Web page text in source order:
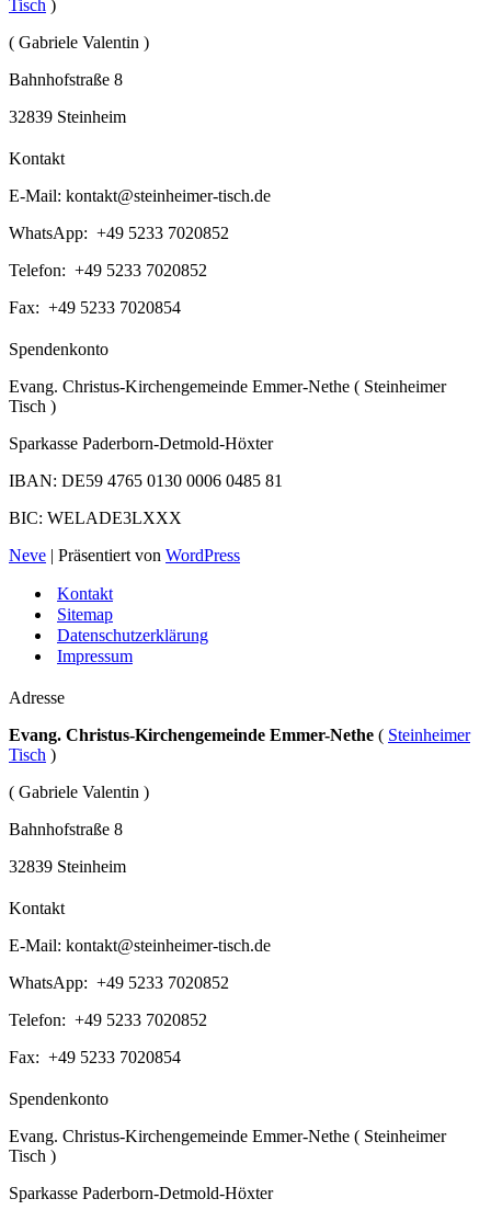
Tisch )
( Gabriele Valentin )
Bahnhofstraße 8
32839 Steinheim
Kontakt
E-Mail: kontakt@steinheimer-tisch.de
WhatsApp: +49 5233 7020852
Telefon: +49 5233 7020852
Fax: +49 5233 7020854
Spendenkonto
Evang. Christus-Kirchengemeinde Emmer-Nethe ( Steinheimer
Tisch )
Sparkasse Paderborn-Detmold-Höxter
IBAN: DE59 4765 0130 0006 0485 81
BIC: WELADE3LXXX
Neve | Präsentiert von WordPress
Kontakt
Sitemap
Datenschutzerklärung
Impressum
Adresse
Evang. Christus-Kirchengemeinde Emmer-Nethe ( Steinheimer
Tisch )
( Gabriele Valentin )
Bahnhofstraße 8
32839 Steinheim
Kontakt
E-Mail: kontakt@steinheimer-tisch.de
WhatsApp: +49 5233 7020852
Telefon: +49 5233 7020852
Fax: +49 5233 7020854
Spendenkonto
Evang. Christus-Kirchengemeinde Emmer-Nethe ( Steinheimer
Tisch )
Sparkasse Paderborn-Detmold-Höxter